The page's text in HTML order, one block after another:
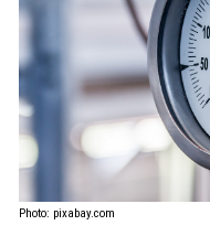
Photo: pixabay.com